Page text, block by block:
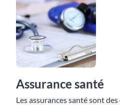
Assurance santé
Les assurances santé sont